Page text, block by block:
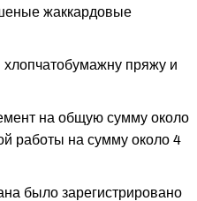
жаккардовые
пряжу и
на общую сумму около
работы на сумму около 4
было зарегистрировано